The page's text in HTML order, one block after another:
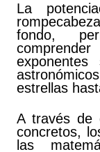
La
fondo,
estrellas
A través de
concretos,
las